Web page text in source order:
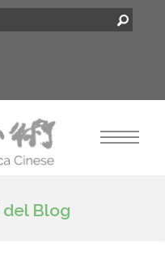
Blog